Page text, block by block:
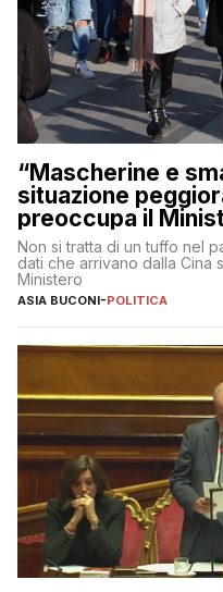
“Mascherine e
situazione
preoccupa il
Non si tratta di un tuffo nel
dati che arrivano dalla Cina
Ministero
ASIA BUCONI-POLITICA